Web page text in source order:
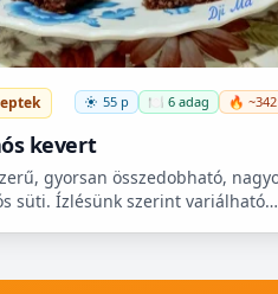
55 p 🍽️ 6 adag 🔥
kevert
gyorsan összedobható,
süti. Ízlésünk szerint variálható